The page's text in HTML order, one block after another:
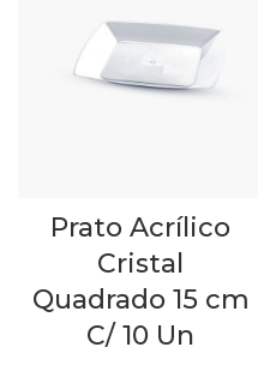
Prato Acrílico
Cristal
Quadrado 15 cm
C/ 10 Un